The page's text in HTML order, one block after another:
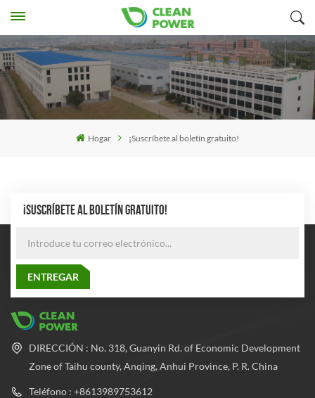
Hogar ¡Suscríbete al boletín gratuito!
¡SUSCRÍBETE AL BOLETÍN GRATUITO!
DIRECCIÓN : No. 318, Guanyin Rd. of Economic Development
Zone of Taihu county, Anqing, Anhui Province, P. R. China
Teléfono : +8613989753612